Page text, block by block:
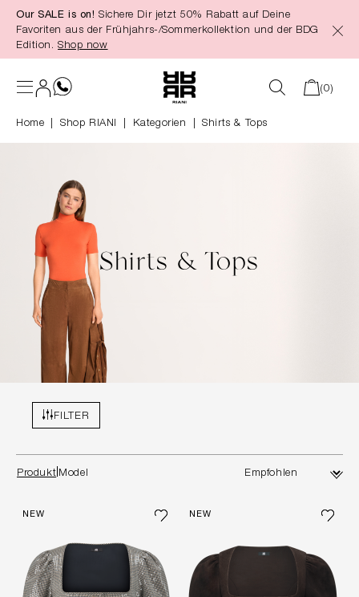
springen
Our SALE is on! Sichere Dir jetzt 50% Rabatt auf Deine
Favoriten aus der Frühjahrs-/Sommerkollektion und der BDG
Edition. Shop now
(0)
Home Shop RIANI Kategorien Shirts & Tops
Shirts & Tops
FILTER
Produkt Model
NEW NEW